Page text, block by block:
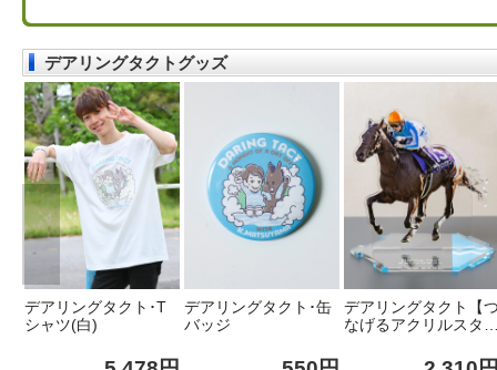
デアリングタクトグッズ
デアリングタクト･T
シャツ(白)
デアリングタクト･缶
バッジ
デアリングタクト【
なげるアクリルスタ